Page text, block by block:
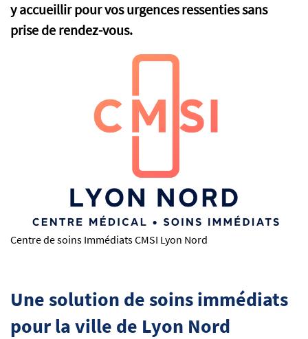
y accueillir pour vos urgences ressenties sans
prise de rendez-vous.
Centre de soins Immédiats CMSI Lyon Nord
Une solution de soins immédiats
pour la ville de Lyon Nord